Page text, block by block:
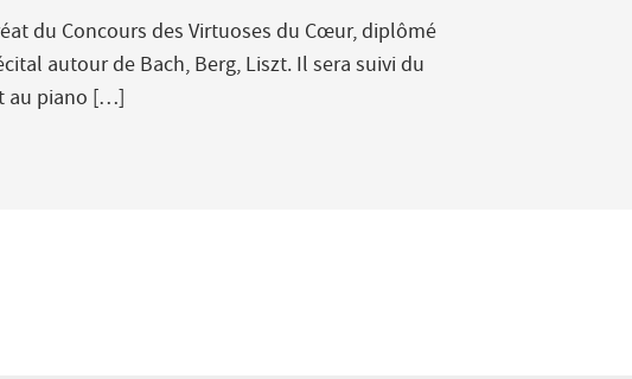
du Concours des Virtuoses du Cœur, diplômé
autour de Bach, Berg, Liszt. Il sera suivi du
au piano […]